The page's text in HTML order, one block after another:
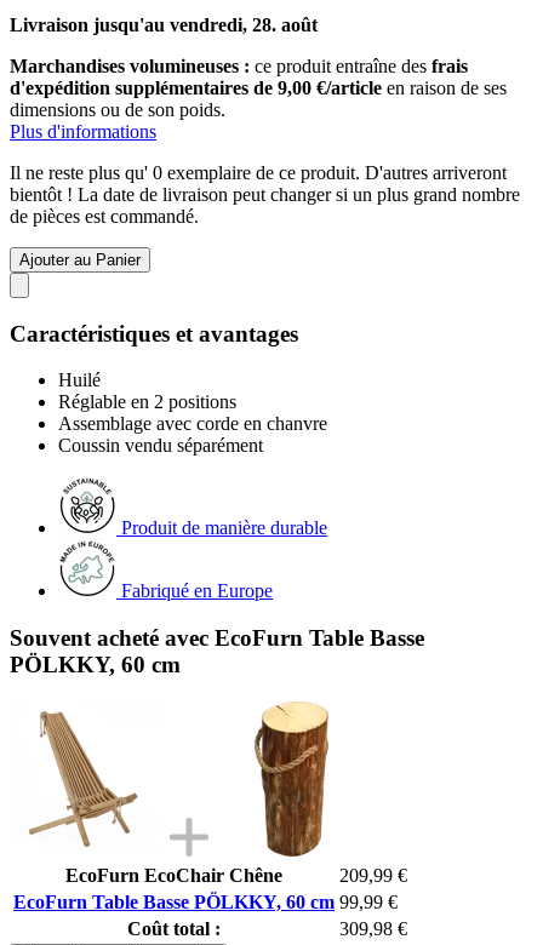
Livraison jusqu'au vendredi, 28. août
Marchandises volumineuses : ce produit entraîne des frais
d'expédition supplémentaires de 9,00 €/article en raison de ses
dimensions ou de son poids.
Plus d'informations
Il ne reste plus qu' 0 exemplaire de ce produit. D'autres arriveront
bientôt ! La date de livraison peut changer si un plus grand nombre
de pièces est commandé.
Ajouter au Panier
Caractéristiques et avantages
Huilé
Réglable en 2 positions
Assemblage avec corde en chanvre
Coussin vendu séparément
Produit de manière durable
Fabriqué en Europe
Souvent acheté avec EcoFurn Table Basse
PÖLKKY, 60 cm
EcoFurn EcoChair Chêne
209,99 €
EcoFurn Table Basse PÖLKKY, 60 cm 99,99 €
Coût total :
309,98 €